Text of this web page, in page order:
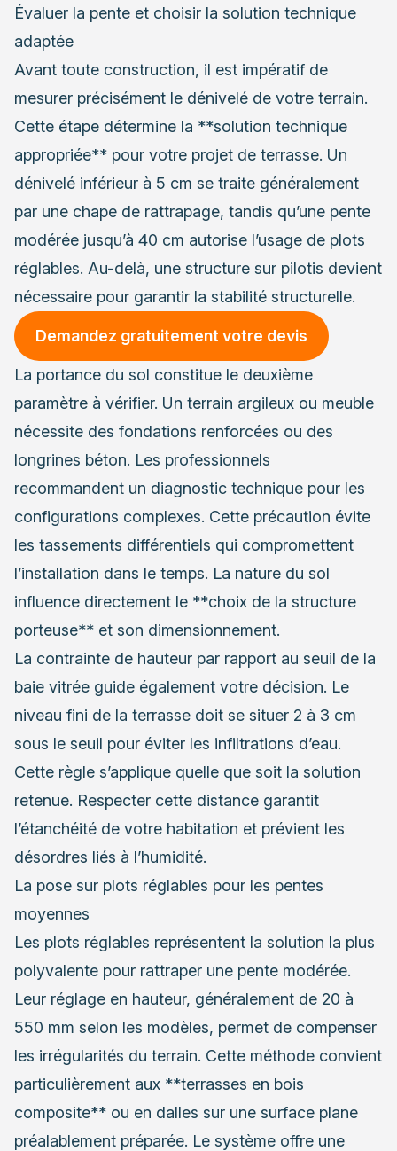
Évaluer la pente et choisir la solution technique
adaptée
Avant toute construction, il est impératif de
mesurer précisément le dénivelé de votre terrain.
Cette étape détermine la **solution technique
appropriée** pour votre projet de terrasse. Un
dénivelé inférieur à 5 cm se traite généralement
par une chape de rattrapage, tandis qu’une pente
modérée jusqu’à 40 cm autorise l’usage de plots
réglables. Au-delà, une structure sur pilotis devient
nécessaire pour garantir la stabilité structurelle.
Demandez gratuitement votre devis
La portance du sol constitue le deuxième
paramètre à vérifier. Un terrain argileux ou meuble
nécessite des fondations renforcées ou des
longrines béton. Les professionnels
recommandent un diagnostic technique pour les
configurations complexes. Cette précaution évite
les tassements différentiels qui compromettent
l’installation dans le temps. La nature du sol
influence directement le **choix de la structure
porteuse** et son dimensionnement.
La contrainte de hauteur par rapport au seuil de la
baie vitrée guide également votre décision. Le
niveau fini de la terrasse doit se situer 2 à 3 cm
sous le seuil pour éviter les infiltrations d’eau.
Cette règle s’applique quelle que soit la solution
retenue. Respecter cette distance garantit
l’étanchéité de votre habitation et prévient les
désordres liés à l’humidité.
La pose sur plots réglables pour les pentes
moyennes
Les plots réglables représentent la solution la plus
polyvalente pour rattraper une pente modérée.
Leur réglage en hauteur, généralement de 20 à
550 mm selon les modèles, permet de compenser
les irrégularités du terrain. Cette méthode convient
particulièrement aux **terrasses en bois
composite** ou en dalles sur une surface plane
préalablement préparée. Le système offre une